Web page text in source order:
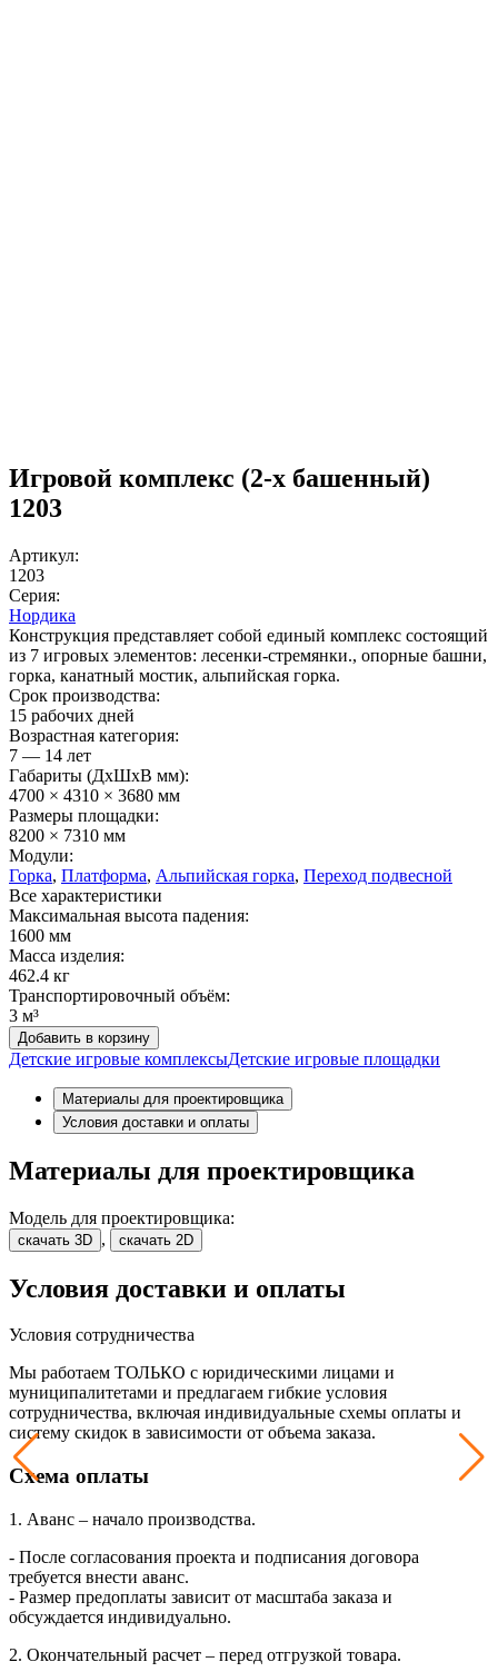
Игровой комплекс (2-х башенный)
1203
Артикул:
1203
Серия:
Нордика
Конструкция представляет собой единый комплекс состоящий
из 7 игровых элементов: лесенки-стремянки., опорные башни,
горка, канатный мостик, альпийская горка.
Срок производства:
15 рабочих дней
Возрастная категория:
7 — 14 лет
Габариты (ДхШxВ мм):
4700 × 4310 × 3680 мм
Размеры площадки:
8200 × 7310 мм
Модули:
Горка, Платформа, Альпийская горка, Переход подвесной
Все характеристики
Максимальная высота падения:
1600 мм
Масса изделия:
462.4 кг
Транспортировочный объём:
3 м³
Добавить в корзину
Детские игровые комплексыДетские игровые площадки
Материалы для проектировщика
Условия доставки и оплаты
Материалы для проектировщика
Модель для проектировщика:
скачать 3D , скачать 2D
Условия доставки и оплаты
Условия сотрудничества
Мы работаем ТОЛЬКО с юридическими лицами и
муниципалитетами и предлагаем гибкие условия
сотрудничества, включая индивидуальные схемы оплаты и
систему скидок в зависимости от объема заказа.
Схема оплаты
1. Аванс – начало производства.
- После согласования проекта и подписания договора
требуется внести аванс.
- Размер предоплаты зависит от масштаба заказа и
обсуждается индивидуально.
2. Окончательный расчет – перед отгрузкой товара.